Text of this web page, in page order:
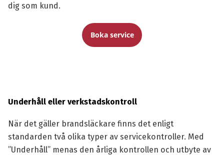
dig som kund.
Boka service
Underhåll eller verkstadskontroll
När det gäller brandsläckare finns det enligt
standarden två olika typer av servicekontroller. Med
”Underhåll” menas den årliga kontrollen och utbyte av